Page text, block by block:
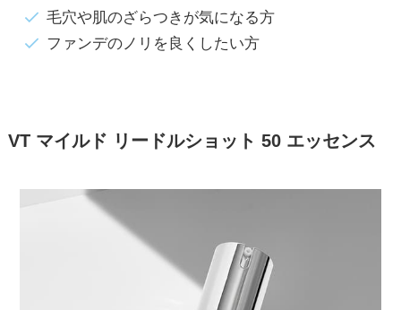
毛穴や肌のざらつきが気になる方
ファンデのノリを良くしたい方
VT マイルド リードルショット 50 エッセンス